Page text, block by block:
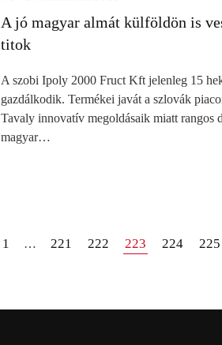
A jó magyar almát külföldön is
titok
A szobi Ipoly 2000 Fruct Kft jelenleg 15
gazdálkodik. Termékei javát a szlovák
Tavaly innovatív megoldásaik miatt rangos
magyar…
1 … 221 222 223 224 225